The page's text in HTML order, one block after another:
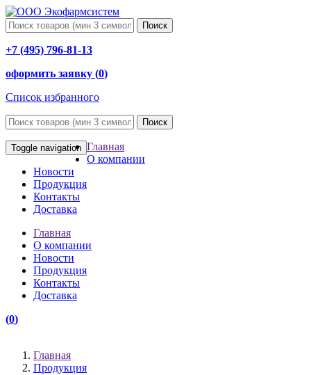
Поиск
+7 (495) 796-81-13
оформить заявку (0)
Список избранного
Поиск
Toggle navigation Главная
О компании
Новости
Продукция
Контакты
Доставка
Главная
О компании
Новости
Продукция
Контакты
Доставка
(0)
Главная
Продукция